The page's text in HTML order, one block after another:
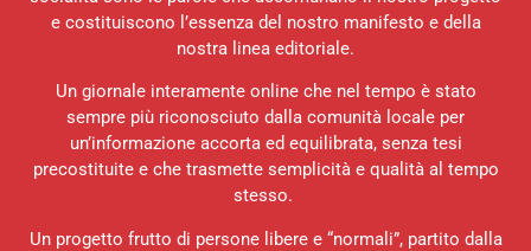
e costituiscono l’essenza del nostro manifesto e della
nostra linea editoriale.
Un giornale interamente online che nel tempo è stato
sempre più riconosciuto dalla comunità locale per
un’informazione accorta ed equilibrata, senza tesi
precostituite e che trasmette semplicità e qualità al tempo
stesso.
Un progetto frutto di persone libere e “normali”, partito dalla